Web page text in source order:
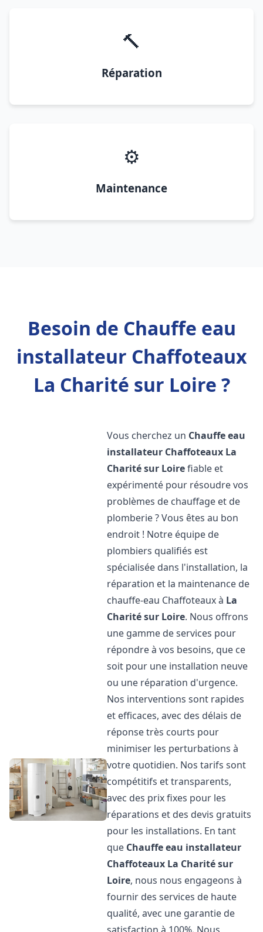
🔨
Réparation
⚙️
Maintenance
Besoin de Chauffe eau
installateur Chaffoteaux
La Charité sur Loire ?
Vous cherchez un Chauffe eau
installateur Chaffoteaux La
Charité sur Loirefiable et
expérimenté pour résoudre vos
problèmes de chauffage et de
plomberie ? Vous êtes au bon
endroit ! Notre équipe de
plombiers qualifiés est
spécialisée dans l'installation, la
réparation et la maintenance de
chauffe-eau Chaffoteaux à La
Charité sur Loire. Nous offrons
une gamme de services pour
répondre à vos besoins, que ce
soit pour une installation neuve
ou une réparation d'urgence.
Nos interventions sont rapides
et efficaces, avec des délais de
réponse très courts pour
minimiser les perturbations à
votre quotidien. Nos tarifs sont
compétitifs et transparents,
avec des prix fixes pour les
réparations et des devis gratuits
pour les installations. En tant
que Chauffe eau installateur
Chaffoteaux La Charité sur
Loire, nous nous engageons à
fournir des services de haute
qualité, avec une garantie de